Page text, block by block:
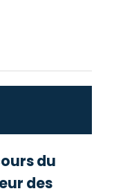
du
des